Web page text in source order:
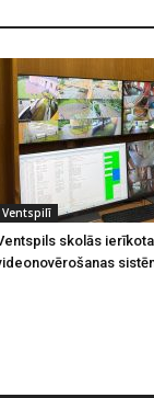
Ventspilī
skolās